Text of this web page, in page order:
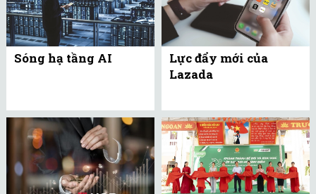
Sóng hạ tầng AI
Lực đẩy mới của
Lazada